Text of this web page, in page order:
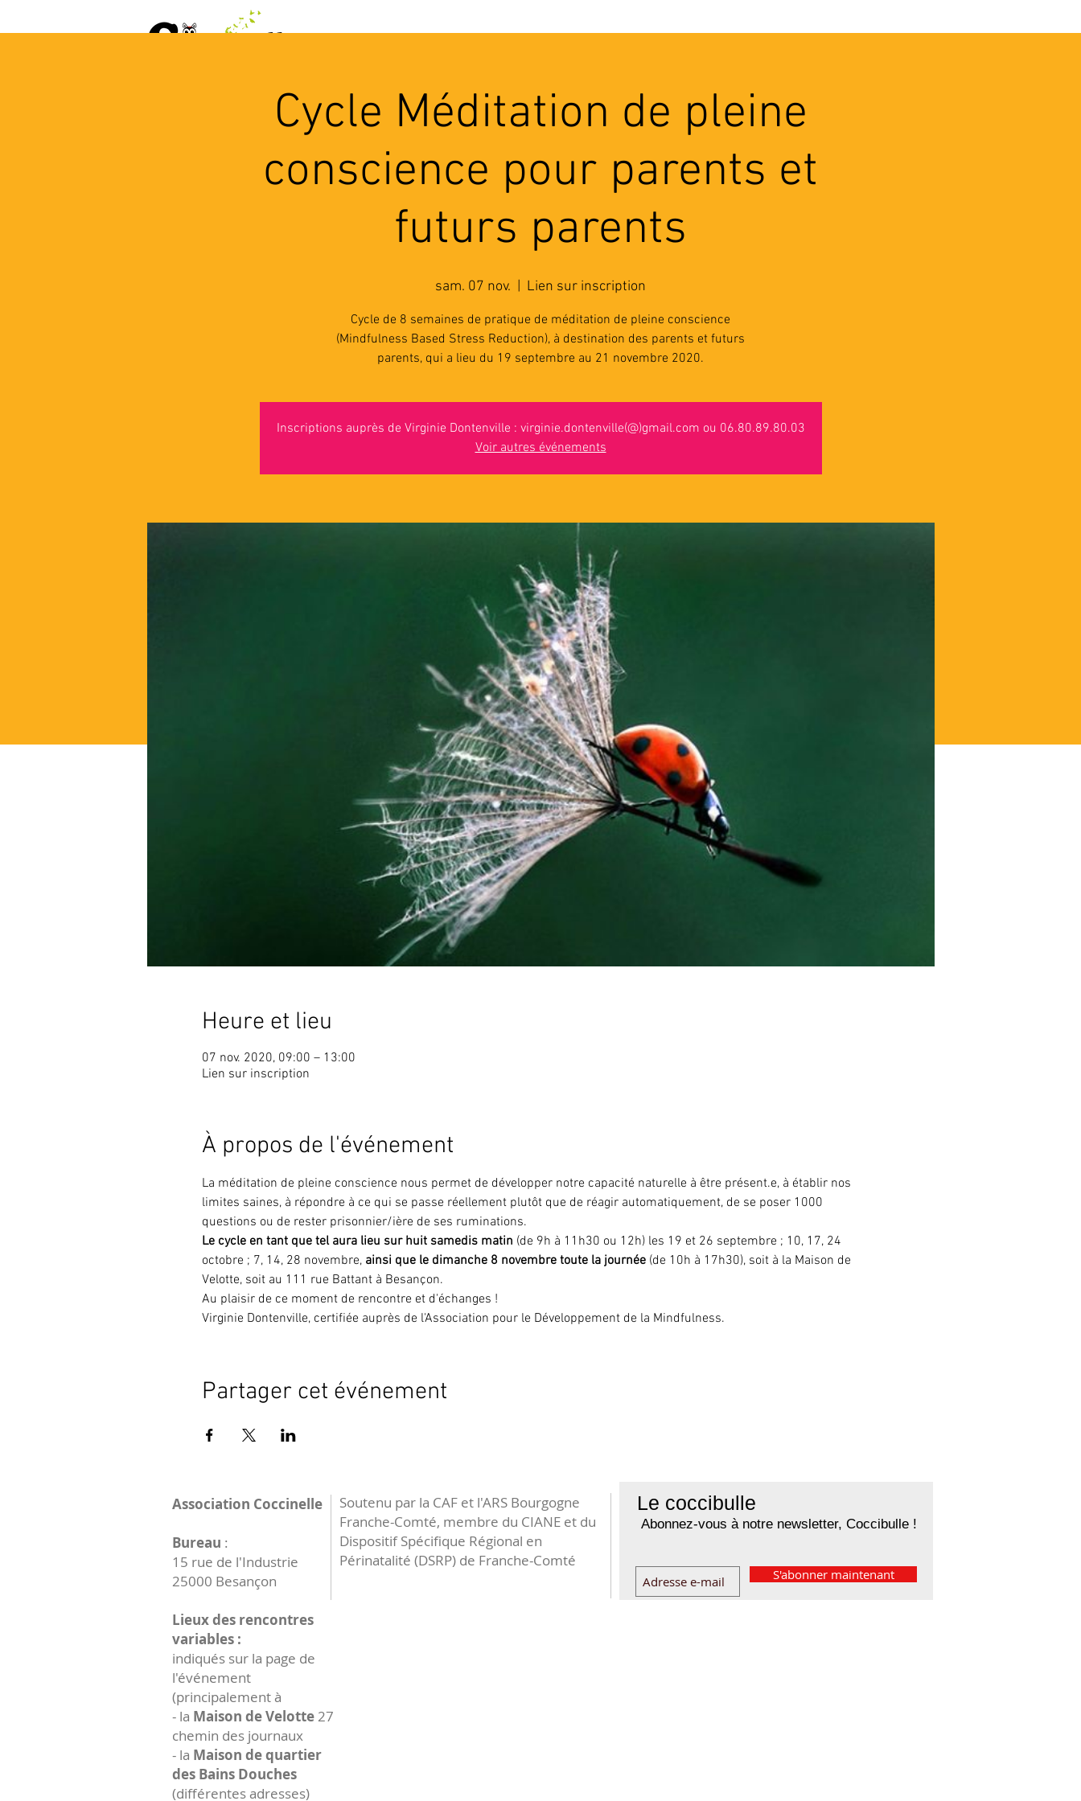
Cycle Méditation de pleine
conscience pour parents et
futurs parents
sam. 07 nov. Lien sur inscription
Cycle de 8 semaines de pratique de méditation de pleine conscience
(Mindfulness Based Stress Reduction), à destination des parents et futurs
parents, qui a lieu du 19 septembre au 21 novembre 2020.
Inscriptions auprès de Virginie Dontenville : virginie.dontenville(@)gmail.com ou 06.80.89.80.03
Voir autres événements
Heure et lieu
07 nov. 2020, 09:00 – 13:00
Lien sur inscription
À propos de l'événement
La méditation de pleine conscience nous permet de développer notre capacité naturelle à être présent.e, à établir nos
limites saines, à répondre à ce qui se passe réellement plutôt que de réagir automatiquement, de se poser 1000
questions ou de rester prisonnier/ière de ses ruminations.
Le cycle en tant que tel aura lieu sur huit samedis matin (de 9h à 11h30 ou 12h) les 19 et 26 septembre ; 10, 17, 24
octobre ; 7, 14, 28 novembre, ainsi que le dimanche 8 novembre toute la journée (de 10h à 17h30), soit à la Maison de
Velotte, soit au 111 rue Battant à Besançon.
Au plaisir de ce moment de rencontre et d'échanges !
Virginie Dontenville, certifiée auprès de l'Association pour le Développement de la Mindfulness.
Partager cet événement
Le coccibulle
Abonnez-vous à notre newsletter, Coccibulle !
S'abonner maintenant
Association Coccinelle
Bureau :
15 rue de l'Industrie
25000 Besançon
Lieux des rencontres
variables :
indiqués sur la page de
l'événement
(principalement à
- la Maison de Velotte27
chemin des journaux
- la Maison de quartier
des Bains Douches
(différentes adresses)
Soutenu par la CAF et l'ARS Bourgogne
Franche-Comté, membre du CIANE et du
Dispositif Spécifique Régional en
Périnatalité (DSRP) de Franche-Comté